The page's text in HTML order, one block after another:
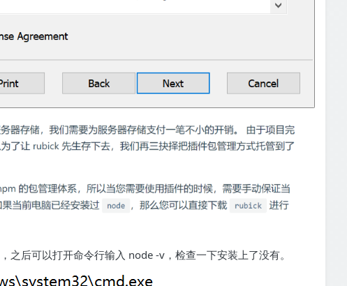
之后可以打开命令行输入 node -v，检查一下安装上了没有。